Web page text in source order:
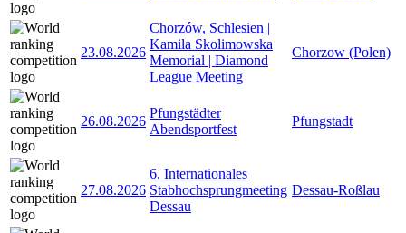
23.08.2026
Chorzów, Schlesien |
Kamila Skolimowska
Memorial | Diamond
League Meeting
Chorzow (Polen)
26.08.2026
Pfungstädter
Abendsportfest
Pfungstadt
27.08.2026
6. Internationales
Stabhochsprungmeeting
Dessau
Dessau-Roßlau